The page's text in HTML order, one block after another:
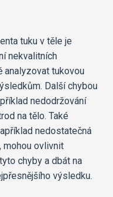
tuku v těle je
nekvalitních
analyzovat tukovou
Další chybou
nedodržování
na tělo. Také
nedostatečná
mohou ovlivnit
chyby a dbát na
výsledku.